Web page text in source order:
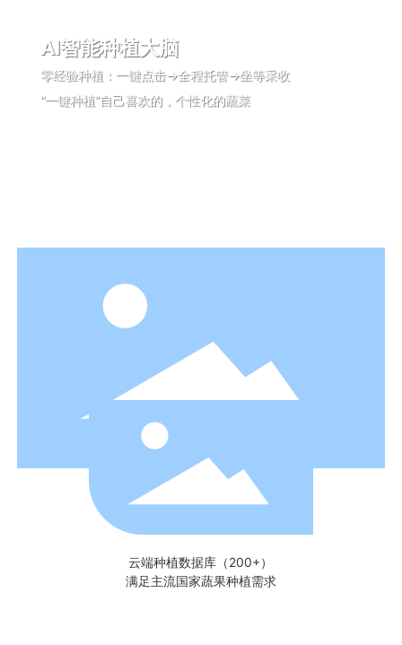
AI智能种植大脑
零经验种植：一键点击→全程托管→坐等采收
“一键种植”自己喜欢的，个性化的蔬菜
云端种植数据库（200+）
满足主流国家蔬果种植需求